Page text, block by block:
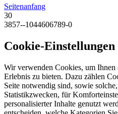
Seitenanfang
30
3857--1044606789-0
Cookie-Einstellungen
Wir verwenden Cookies, um Ihnen
Erlebnis zu bieten. Dazu zählen
Seite notwendig sind, sowie
Statistikzwecken, für
personalisierter Inhalte genutzt